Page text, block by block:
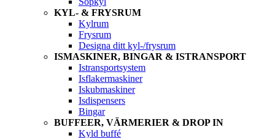
KYL- & FRYSRUM
Kylrum
Frysrum
Designa ditt kyl-/frysrum
ISMASKINER, BINGAR & ISTRANSPORT
Istransportsystem
Isflakermaskiner
Iskubmaskiner
Isdispensers
Bingar
BUFFEER, VÄRMERIER & DROP IN
Kyld buffé